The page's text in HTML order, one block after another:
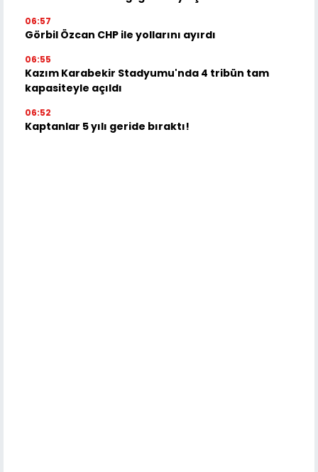
06:57
Görbil Özcan CHP ile yollarını ayırdı
06:55
Kazım Karabekir Stadyumu'nda 4 tribün tam
kapasiteyle açıldı
06:52
Kaptanlar 5 yılı geride bıraktı!